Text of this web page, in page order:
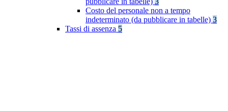
Costo del personale non a tempo
indeterminato (da pubblicare in tabelle) 3
Tassi di assenza 5